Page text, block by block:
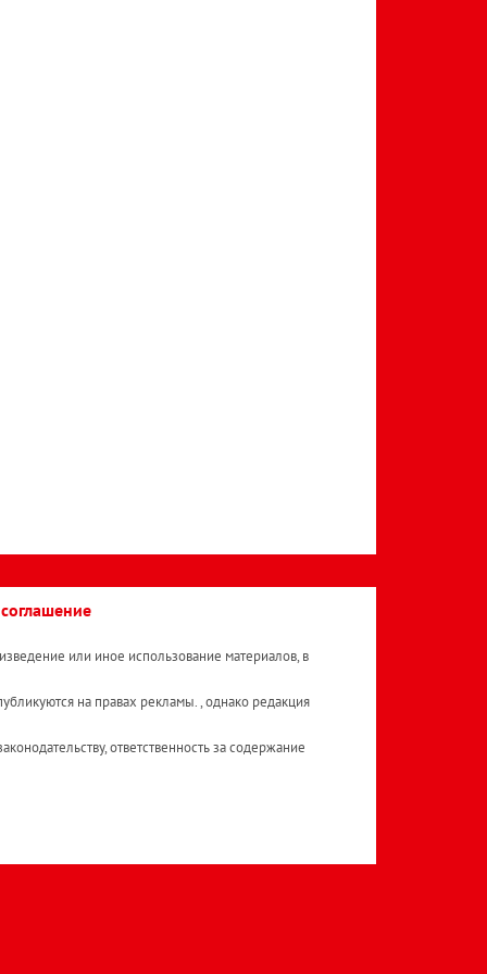
или иное использование материалов, в
на правах рекламы. , однако редакция
ответственность за содержание